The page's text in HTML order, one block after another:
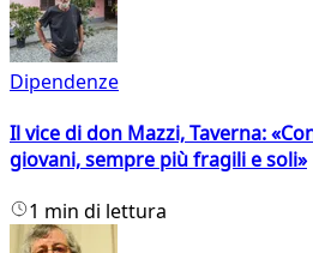
Dipendenze
Il vice di don Mazzi, Taverna:
giovani, sempre più fragili e soli»
1 min di lettura